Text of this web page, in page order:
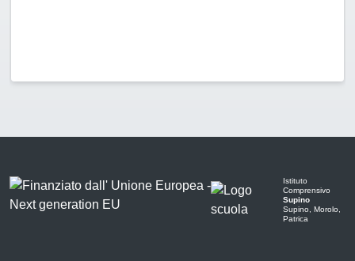
Istituto
Comprensivo
Supino
Supino, Morolo,
Patrica